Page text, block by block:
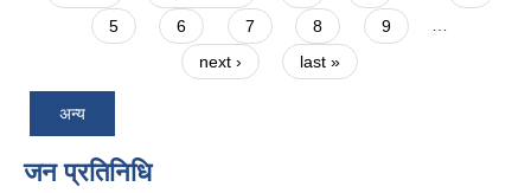
5
6 7 8 9
…
next ›
last »
अन्य
जन प्रतिनिधि